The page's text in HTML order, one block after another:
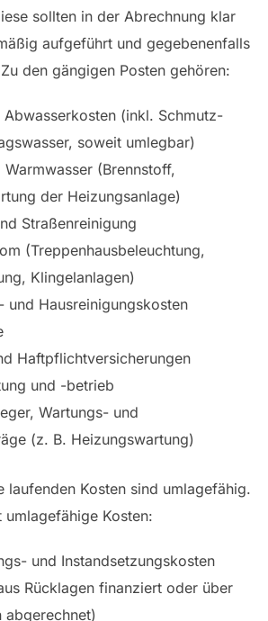
sollten in der Abrechnung klar
aufgeführt und gegebenenfalls
den gängigen Posten gehören:
Abwasserkosten (inkl. Schmutz-
soweit umlegbar)
Warmwasser (Brennstoff,
der Heizungsanlage)
Straßenreinigung
(Treppenhausbeleuchtung,
Klingelanlagen)
und Hausreinigungskosten
Haftpflichtversicherungen
und -betrieb
Wartungs- und
(z. B. Heizungswartung)
laufenden Kosten sind umlagefähig.
Kosten:
und Instandsetzungskosten
Rücklagen finanziert oder über
abgerechnet)